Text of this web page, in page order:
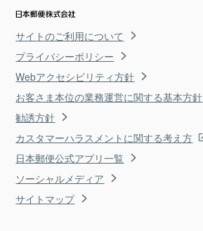
サイトのご利用について
プライバシーポリシー
Webアクセシビリティ方針
お客さま本位の業務運営に関する基本方針
勧誘方針
カスタマーハラスメントに関する考え方
日本郵便公式アプリ一覧
ソーシャルメディア
サイトマップ